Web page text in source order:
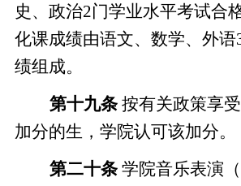
史、政治2门学业水平考试合
化课成绩由语文、数学、外
绩组成。
第十九条 按有关政策享受
加分的生，学院认可该加分。
第二十条 学院音乐表演